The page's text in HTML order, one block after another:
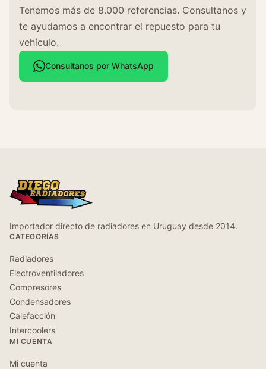
Tenemos más de 8.000 referencias. Consultanos y
te ayudamos a encontrar el repuesto para tu
vehículo.
Consultanos por WhatsApp
Importador directo de radiadores en Uruguay desde 2014.
CATEGORÍAS
Radiadores
Electroventiladores
Compresores
Condensadores
Calefacción
Intercoolers
MI CUENTA
Mi cuenta